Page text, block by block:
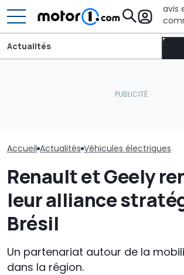
avis
Actualités
Accueil Actualités Véhicules électriques
Renault et Geely
leur alliance
Brésil
Un partenariat autour de la
dans la région.